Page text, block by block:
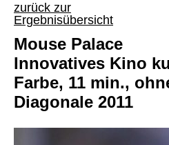
zurück zur
Ergebnisübersicht
Mouse Palace
Innovatives Kino
Farbe, 11 min.,
Diagonale 2011